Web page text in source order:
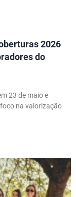
2026
do
23 de maio e
na valorização